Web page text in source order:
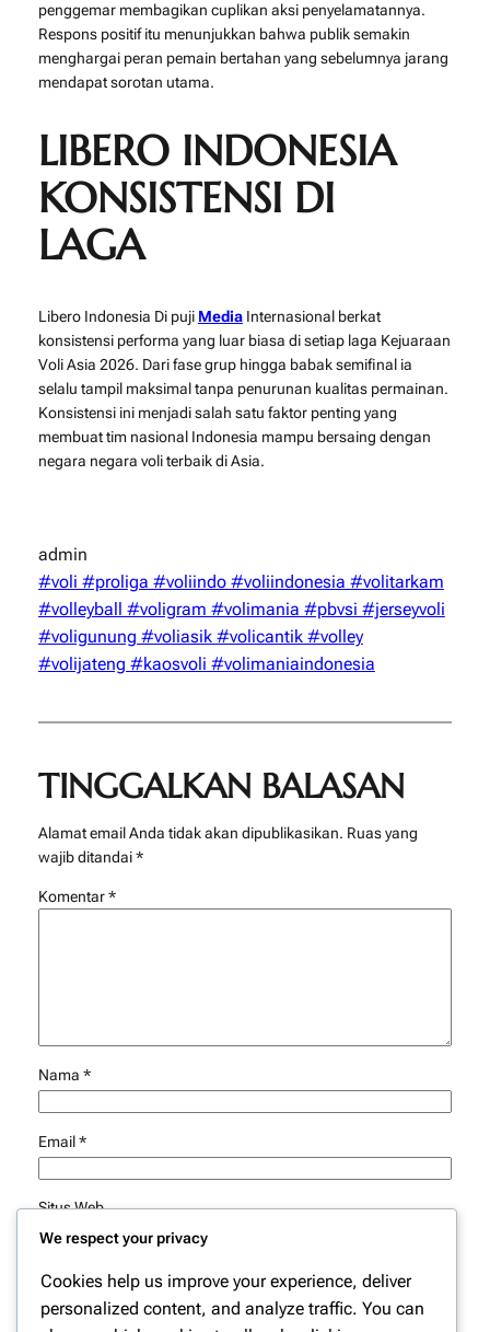
penggemar membagikan cuplikan aksi penyelamatannya.
Respons positif itu menunjukkan bahwa publik semakin
menghargai peran pemain bertahan yang sebelumnya jarang
mendapat sorotan utama.
LIBERO INDONESIA
KONSISTENSI DI
LAGA
Libero Indonesia Di puji MediaInternasional berkat
konsistensi performa yang luar biasa di setiap laga Kejuaraan
Voli Asia 2026. Dari fase grup hingga babak semifinal ia
selalu tampil maksimal tanpa penurunan kualitas permainan.
Konsistensi ini menjadi salah satu faktor penting yang
membuat tim nasional Indonesia mampu bersaing dengan
negara negara voli terbaik di Asia.
admin
#voli #proliga #voliindo #voliindonesia #volitarkam
#volleyball #voligram #volimania #pbvsi #jerseyvoli
#voligunung #voliasik #volicantik #volley
#volijateng #kaosvoli #volimaniaindonesia
TINGGALKAN BALASAN
Alamat email Anda tidak akan dipublikasikan. Ruas yang
wajib ditandai*
Komentar*
Nama *
Email*
Situs Web
Simpan nama, email, dan situs web saya pada peramban
ini untuk komentar saya berikutnya.
We respect your privacy
Cookies help us improve your experience, deliver
personalized content, and analyze traffic. You can